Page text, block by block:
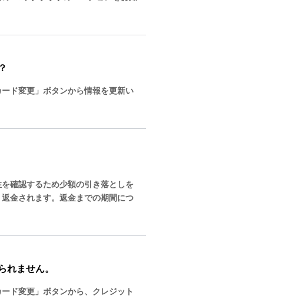
ド変更」ボタンから情報を更新い
確認するため少額の引き落としを
金されます。返金までの期間につ
ません。
ド変更」ボタンから、クレジット